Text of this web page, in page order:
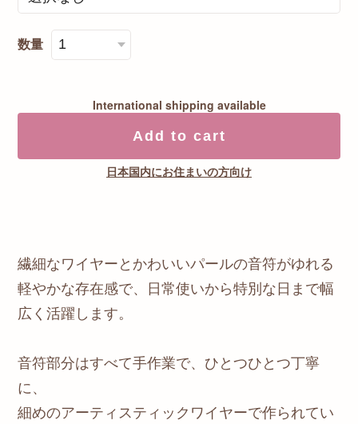
数量
International shipping available
Add to cart
日本国内にお住まいの方向け
繊細なワイヤーとかわいいパールの音符がゆれる
軽やかな存在感で、日常使いから特別な日まで幅
広く活躍します。
音符部分はすべて手作業で、ひとつひとつ丁寧
に、
細めのアーティスティックワイヤーで作られてい